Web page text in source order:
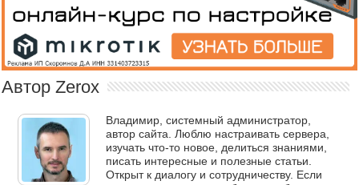
Автор Zerox
Владимир, системный администратор,
автор сайта. Люблю настраивать сервера,
изучать что-то новое, делиться знаниями,
писать интересные и полезные статьи.
Открыт к диалогу и сотрудничеству. Если